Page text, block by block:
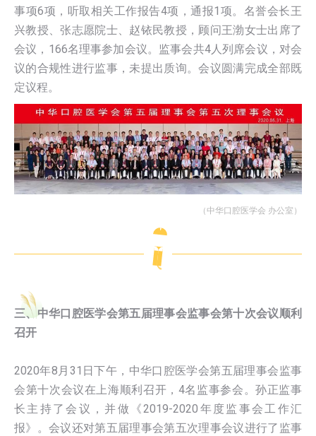
事项6项，听取相关工作报告4项，通报1项。名誉会长王
兴教授、张志愿院士、赵铱民教授，顾问王渤女士出席了
会议，166名理事参加会议。监事会共4人列席会议，对会
议的合规性进行监事，未提出质询。会议圆满完成全部既
定议程。
（中华口腔医学会 办公室）
三、中华口腔医学会第五届理事会监事会第十次会议顺利
召开
2020年8月31日下午，中华口腔医学会第五届理事会监事
会第十次会议在上海顺利召开，4名监事参会。孙正监事
长主持了会议，并做《2019-2020年度监事会工作汇
报》。会议还对第五届理事会第五次理事会议进行了监事